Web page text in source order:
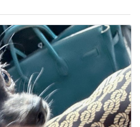
を読む